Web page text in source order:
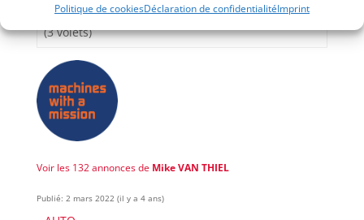
Politique de cookiesDéclaration de confidentialitéImprint
(3 volets)
Voir les 132 annonces de Mike VAN THIEL
Publié: 2 mars 2022 (il y a 4 ans)